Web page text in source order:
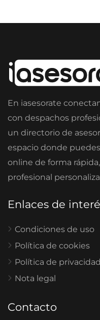
En iasesorate
con despachos
un directorio de
espacio donde
online de forma
profesional
Enlaces de
Condiciones de uso
Política de cookies
Política de privacidad
Nota legal
Contacto